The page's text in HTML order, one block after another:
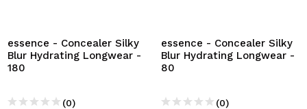
essence - Concealer Silky
Blur Hydrating Longwear -
180
(0)
essence - Concealer Silky
Blur Hydrating Longwear -
80
(0)